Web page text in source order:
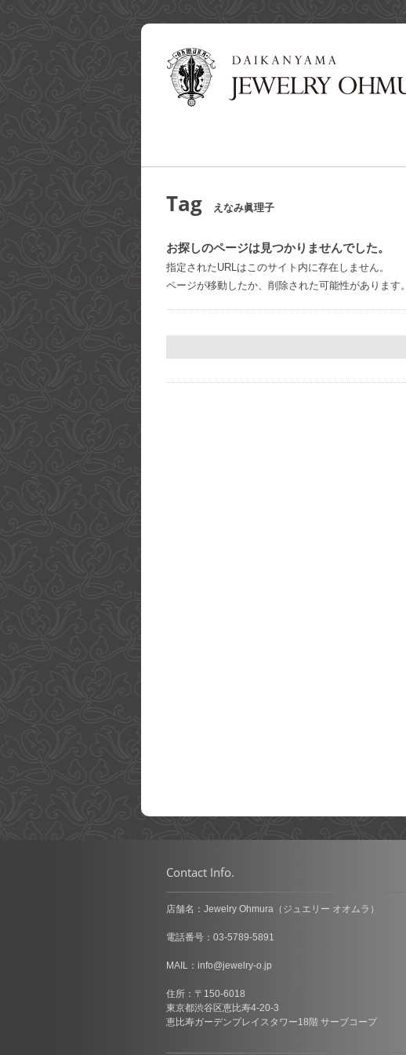
Tag えなみ眞理子
お探しのページは見つかりませんでした。
指定されたURLはこのサイト内に存在しません。
ページが移動したか、削除された可能性があります。
Contact Info.
店舗名：Jewelry Ohmura（ジュエリー オオムラ）
電話番号：03-5789-5891
MAIL： info@jewelry-o.jp
住所：〒150-6018
東京都渋谷区恵比寿4-20-3
恵比寿ガーデンプレイスタワー18階 サーブコープ